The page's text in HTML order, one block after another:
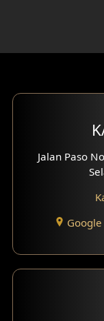
Jalan Paso